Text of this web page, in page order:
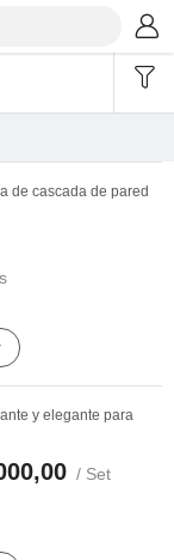
de cascada de pared
y elegante para
/ Set